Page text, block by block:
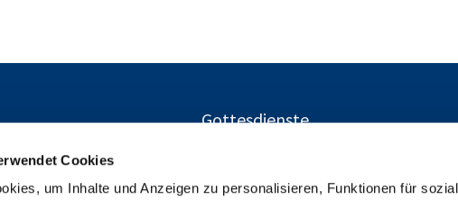
Cookies
um Inhalte und Anzeigen zu personalisieren, Funktionen für
Gottesdienste